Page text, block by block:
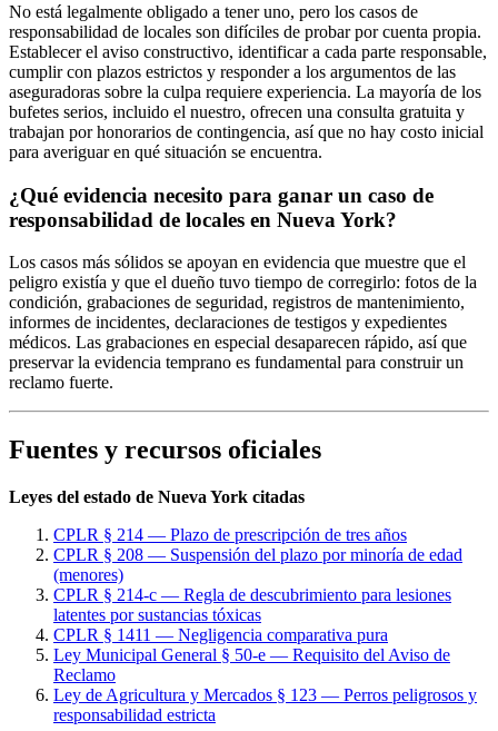
No está legalmente obligado a tener uno, pero los casos de
responsabilidad de locales son difíciles de probar por cuenta propia.
Establecer el aviso constructivo, identificar a cada parte responsable,
cumplir con plazos estrictos y responder a los argumentos de las
aseguradoras sobre la culpa requiere experiencia. La mayoría de los
bufetes serios, incluido el nuestro, ofrecen una consulta gratuita y
trabajan por honorarios de contingencia, así que no hay costo inicial
para averiguar en qué situación se encuentra.
¿Qué evidencia necesito para ganar un caso de
responsabilidad de locales en Nueva York?
Los casos más sólidos se apoyan en evidencia que muestre que el
peligro existía y que el dueño tuvo tiempo de corregirlo: fotos de la
condición, grabaciones de seguridad, registros de mantenimiento,
informes de incidentes, declaraciones de testigos y expedientes
médicos. Las grabaciones en especial desaparecen rápido, así que
preservar la evidencia temprano es fundamental para construir un
reclamo fuerte.
Fuentes y recursos oficiales
Leyes del estado de Nueva York citadas
CPLR § 214 — Plazo de prescripción de tres años
CPLR § 208 — Suspensión del plazo por minoría de edad
(menores)
CPLR § 214-c — Regla de descubrimiento para lesiones
latentes por sustancias tóxicas
CPLR § 1411 — Negligencia comparativa pura
Ley Municipal General § 50-e — Requisito del Aviso de
Reclamo
Ley de Agricultura y Mercados § 123 — Perros peligrosos y
responsabilidad estricta